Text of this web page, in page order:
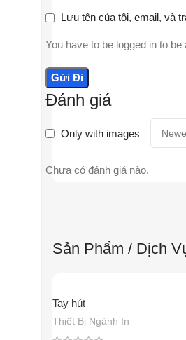
Đánh giá
Only with images
Chưa có đánh giá nào.
Lưu tên của tôi, email, và
You have to be logged in to
Sản Phẩm / Dịch
Tay hút
Thiết Bị Ngành In